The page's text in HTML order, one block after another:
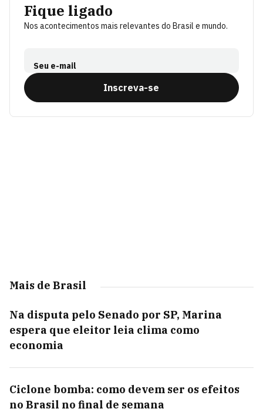
Fique ligado
Nos acontecimentos mais relevantes do Brasil e mundo.
Seu e-mail
Inscreva-se
Mais de Brasil
Na disputa pelo Senado por SP, Marina
espera que eleitor leia clima como
economia
Ciclone bomba: como devem ser os efeitos
no Brasil no final de semana